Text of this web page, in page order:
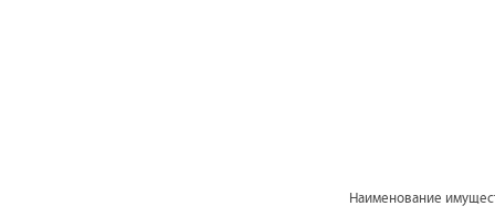
Наименование